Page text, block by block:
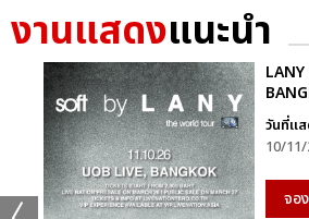
งานแสดงแนะนำ
วันที่แ
10/
จอ